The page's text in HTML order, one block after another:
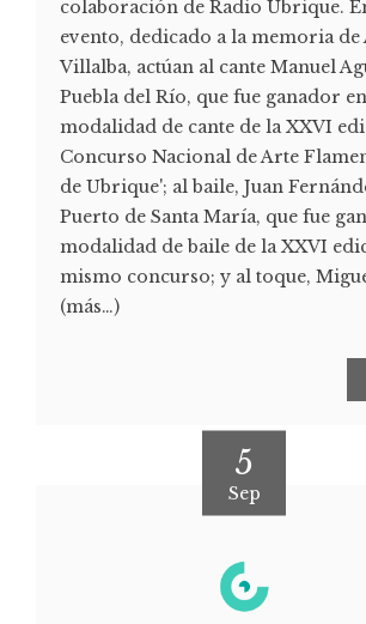
colaboración de Radio Ubrique.
evento, dedicado a la memoria de
Villalba, actúan al cante Manuel
Puebla del Río, que fue ganador
modalidad de cante de la XXVI
Concurso Nacional de Arte
de Ubrique'; al baile, Juan
Puerto de Santa María, que fue
modalidad de baile de la XXVI
mismo concurso; y al toque,
(más…)
5
Sep